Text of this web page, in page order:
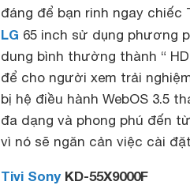
đáng để bạn rinh ngay chiếc
LG 65 inch sử dụng phương
dung bình thường thành “
để cho người xem trải
bị hệ điều hành WebOS 3.5
đa dạng và phong phú đến
vì nó sẽ ngăn cản việc cài
Tivi SonyKD-55X9000F